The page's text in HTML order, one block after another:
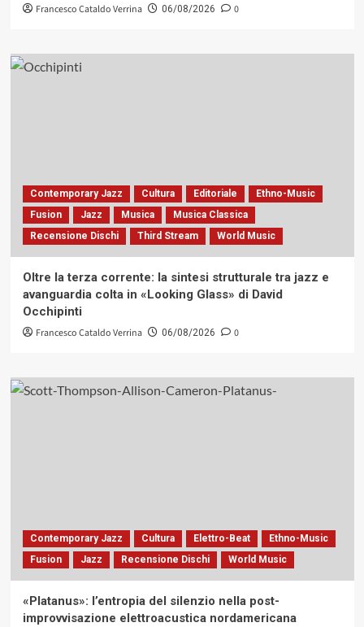
Francesco Cataldo Verrina 06/08/2026 0
Contemporary Jazz Cultura Editoriale
Ethno-Music
Fusion
Jazz Musica
Musica Classica
Recensione Dischi
Third Stream World Music
Oltre la terza corrente: la sintesi strutturale tra jazz e
avanguardia colta in «Looking Glass» di David
Occhipinti
Francesco Cataldo Verrina 06/08/2026 0
Contemporary Jazz Cultura Elettro-Beat
Ethno-Music
Fusion
Jazz Recensione Dischi World Music
«Platanus»: l’entropia del silenzio nella post-
improvvisazione elettroacustica nordamericana